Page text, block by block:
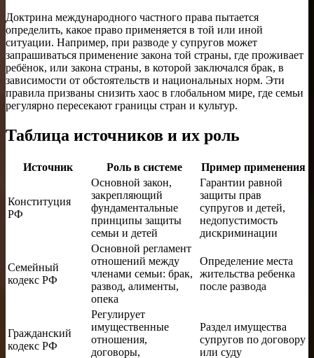
Доктрина международного частного права пытается
определить, какое право применяется в той или иной
ситуации. Например, при разводе у супругов может
запрашиваться применение закона той страны, где проживает
ребёнок, или закона страны, в которой заключался брак, в
зависимости от обстоятельств и национальных норм. Эти
правила призваны снизить хаос в глобальном мире, где семьи
регулярно пересекают границы стран и культур.
Таблица источников и их роль
Источник Роль в системе Пример применения
Конституция
РФ
Основной закон,
закрепляющий
фундаментальные
принципы защиты
семьи и детей
Гарантии равной
защиты прав
супругов и детей,
недопустимость
дискриминации
Семейный
кодекс РФ
Основной регламент
отношений между
членами семьи: брак,
развод, алименты,
опека
Определение места
жительства ребенка
после развода
Гражданский
кодекс РФ
Регулирует
имущественные
отношения,
договоры,
Раздел имущества
супругов по договору
или суду